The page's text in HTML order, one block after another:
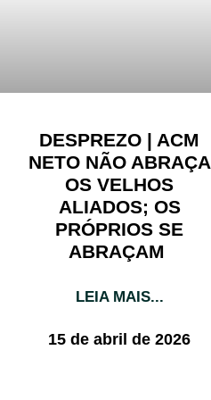
DESPREZO | ACM
NETO NÃO ABRAÇA
OS VELHOS
ALIADOS; OS
PRÓPRIOS SE
ABRAÇAM
LEIA MAIS...
15 de abril de 2026